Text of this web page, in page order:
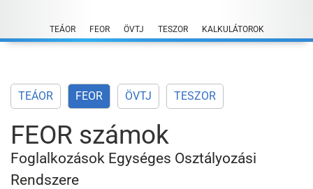
content
TEÁOR FEOR ÖVTJ TESZOR KALKULÁTOROK
TEÁOR FEOR ÖVTJ TESZOR
FEOR számok
Foglalkozások Egységes Osztályozási
Rendszere